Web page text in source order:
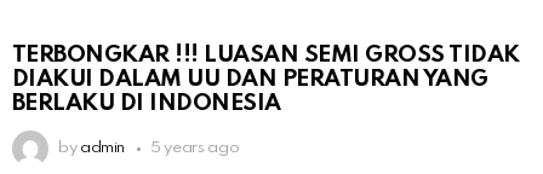
TERBONGKAR !!! LUASAN SEMI GROSS TIDAK
DIAKUI DALAM UU DAN PERATURAN YANG
BERLAKU DI INDONESIA
by admin 5 years ago